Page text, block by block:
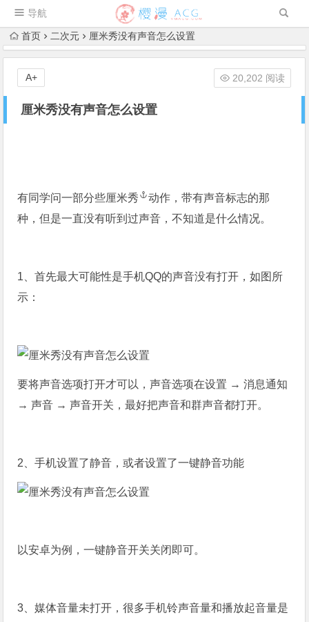
导航
首页 二次元 厘米秀没有声音怎么设置
厘米秀没有声音怎么设置
20,202 阅读
A+
有同学问一部分些厘米秀
动作，带有声音标志的那
种，但是一直没有听到过声音，不知道是什么情况。
1、首先最大可能性是手机QQ的声音没有打开，如图所
示：
要将声音选项打开才可以，声音选项在设置 → 消息通知
→ 声音 → 声音开关，最好把声音和群声音都打开。
2、手机设置了静音，或者设置了一键静音功能
以安卓为例，一键静音开关关闭即可。
3、媒体音量未打开，很多手机铃声音量和播放起音量是